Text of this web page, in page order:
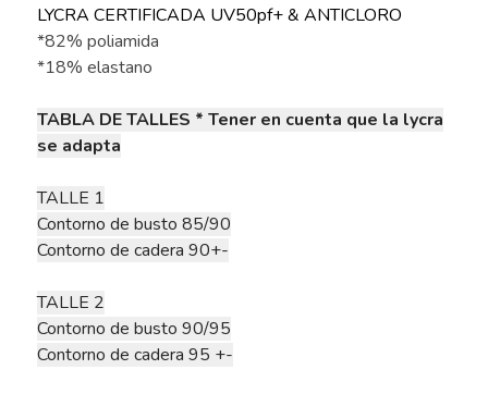
LYCRA CERTIFICADA UV50pf+ & ANTICLORO
*82% poliamida
*18% elastano
TABLA DE TALLES * Tener en cuenta que la lycra
se adapta
TALLE 1
Contorno de busto 85/90
Contorno de cadera 90+-
TALLE 2
Contorno de busto 90/95
Contorno de cadera 95 +-